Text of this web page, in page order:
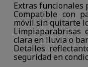
Extras funcionales
Compatible con
móvil sin quitarte
Limpiaparabrisas
clara en lluvia o
Detalles
seguridad en